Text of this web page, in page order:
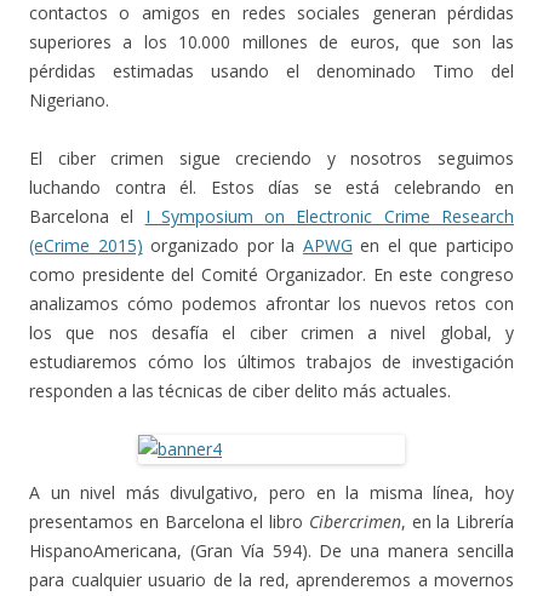
contactos o amigos en redes sociales generan pérdidas
superiores a los 10.000 millones de euros, que son las
pérdidas estimadas usando el denominado Timo del
Nigeriano.
El ciber crimen sigue creciendo y nosotros seguimos
luchando contra él. Estos días se está celebrando en
Barcelona el I Symposium on Electronic Crime Research
(eCrime 2015) organizado por la APWG en el que participo
como presidente del Comité Organizador. En este congreso
analizamos cómo podemos afrontar los nuevos retos con
los que nos desafía el ciber crimen a nivel global, y
estudiaremos cómo los últimos trabajos de investigación
responden a las técnicas de ciber delito más actuales.
A un nivel más divulgativo, pero en la misma línea, hoy
presentamos en Barcelona el libro Cibercrimen, en la Librería
HispanoAmericana, (Gran Vía 594). De una manera sencilla
para cualquier usuario de la red, aprenderemos a movernos